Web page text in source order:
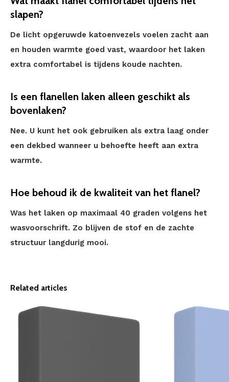
slapen?
De licht opgeruwde katoenvezels voelen zacht aan
en houden warmte goed vast, waardoor het laken
extra comfortabel is tijdens koude nachten.
Is een flanellen laken alleen geschikt als
bovenlaken?
Nee. U kunt het ook gebruiken als extra laag onder
een dekbed wanneer u behoefte heeft aan extra
warmte.
Hoe behoud ik de kwaliteit van het flanel?
Was het laken op maximaal 40 graden volgens het
wasvoorschrift. Zo blijven de stof en de zachte
structuur langdurig mooi.
Related articles